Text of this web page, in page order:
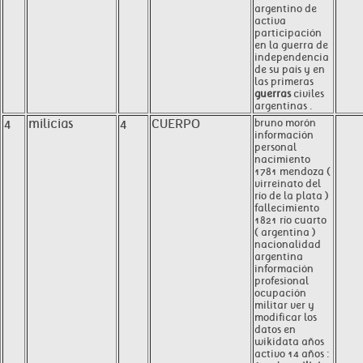
argentino de
activa
participación
en la guerra de
independencia
de su país y en
las primeras
guerrasciviles
argentinas .
4 milicias 4 CUERPO
bruno morón
información
personal
nacimiento
1781 mendoza (
virreinato del
río de la plata )
fallecimiento
1821 río cuarto
( argentina )
nacionalidad
argentina
información
profesional
ocupación
militar ver y
modificar los
datos en
wikidata años
activo 14 años :